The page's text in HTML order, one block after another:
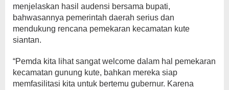
menjelaskan hasil audensi bersama bupati,
bahwasannya pemerintah daerah serius dan
mendukung rencana pemekaran kecamatan kute
siantan.
“Pemda kita lihat sangat welcome dalam hal pemekaran
kecamatan gunung kute, bahkan mereka siap
memfasilitasi kita untuk bertemu gubernur. Karena